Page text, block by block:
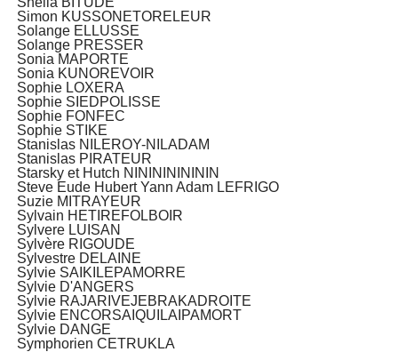
Simon KUSSONETORELEUR
Solange ELLUSSE
Solange PRESSER
Sonia MAPORTE
Sonia KUNOREVOIR
Sophie LOXERA
Sophie SIEDPOLISSE
Sophie FONFEC
Sophie STIKE
Stanislas NILEROY-NILADAM
Stanislas PIRATEUR
Starsky et Hutch NININININININ
Steve Eude Hubert Yann Adam LEFRIGO
Suzie MITRAYEUR
Sylvain HETIREFOLBOIR
Sylvere LUISAN
Sylvère RIGOUDE
Sylvestre DELAINE
Sylvie SAIKILEPAMORRE
Sylvie D'ANGERS
Sylvie RAJARIVEJEBRAKADROITE
Sylvie ENCORSAIQUILAIPAMORT
Sylvie DANGE
Symphorien CETRUKLA